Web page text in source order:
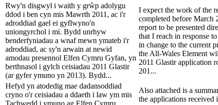
Rwy'n disgwyl i waith y grŵp adolygu
ddod i ben cyn mis Mawrth 2011, ac i'r
adroddiad gael ei gyflwyno'n
uniongyrchol i mi. Bydd unrhyw
benderfyniadau a wnaf mewn ymateb i'r
adroddiad, ac sy'n arwain at newid
amodau presennol Elfen Cymru Gyfan, yn
berthnasol i gylch ceisiadau 2011 Glastir
(ar gyfer ymuno yn 2013). Bydd...
I expect the work of the
completed before March
report to be presented
that I reach in response
in change to the current
the All-Wales Element
2011 Glastir application
201...
Hefyd yn atodedig mae dadansoddiad
cryno o'r ceisiadau a ddaeth i law ym mis
Also attached is a
the applications